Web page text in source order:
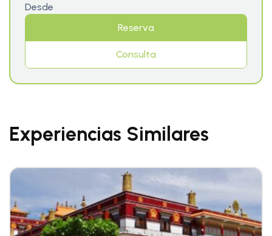
Desde
Reserva
Consulta
Experiencias Similares